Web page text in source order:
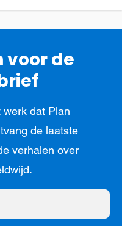
de
dat Plan
de laatste
verhalen over